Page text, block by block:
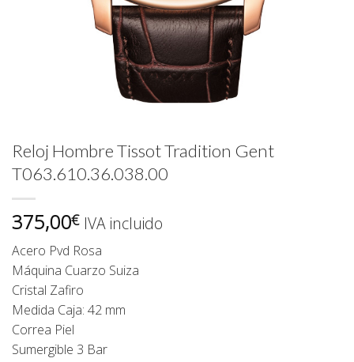
Reloj Hombre Tissot Tradition Gent
T063.610.36.038.00
375,00€ IVA incluido
Acero Pvd Rosa
Máquina Cuarzo Suiza
Cristal Zafiro
Medida Caja: 42 mm
Correa Piel
Sumergible 3 Bar